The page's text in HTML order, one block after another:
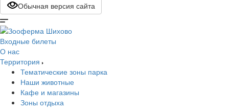
Обычная версия сайта
Входные билеты
О нас
Территория
Тематические зоны парка
Наши животные
Кафе и магазины
Зоны отдыха